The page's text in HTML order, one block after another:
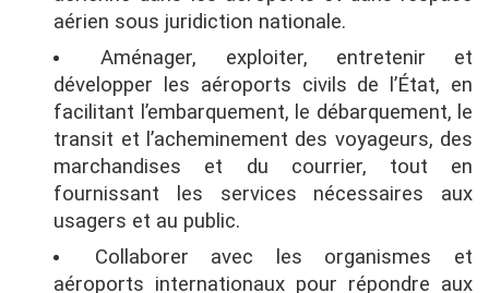
aérien sous juridiction nationale.
Aménager, exploiter, entretenir et
développer les aéroports civils de l’État, en
facilitant l’embarquement, le débarquement, le
transit et l’acheminement des voyageurs, des
marchandises et du courrier, tout en
fournissant les services nécessaires aux
usagers et au public.
Collaborer avec les organismes et
aéroports internationaux pour répondre aux